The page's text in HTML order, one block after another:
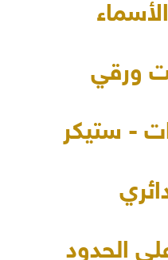
ورقي
- ستيكر
الحدود